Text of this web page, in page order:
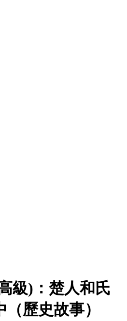
級)：楚人和氏
歷史故事）